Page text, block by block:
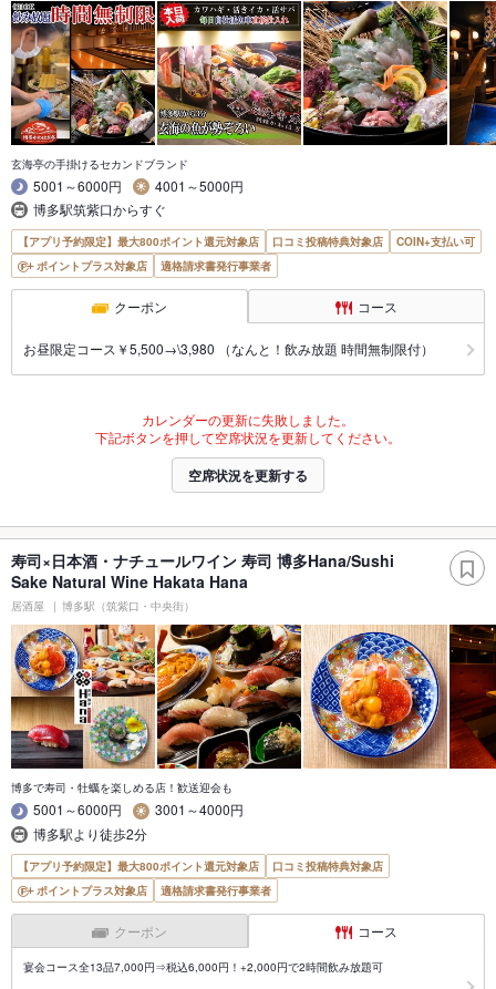
玄海亭の手掛けるセカンドブランド
5001～6000円
4001～5000円
博多駅筑紫口からすぐ
【アプリ予約限定】最大800ポイント還元対象店 口コミ投稿特典対象店
COIN+支払い可
ポイントプラス対象店
適格請求書発行事業者
クーポン コース
お昼限定コース￥5,500→\3,980 （なんと！飲み放題 時間無制限付）
カレンダーの更新に失敗しました。
下記ボタンを押して空席状況を更新してください。
空席状況を更新する
寿司×日本酒・ナチュールワイン 寿司 博多Hana/Sushi
Sake Natural Wine Hakata Hana
居酒屋 博多駅（筑紫口・中央街）
博多で寿司・牡蠣を楽しめる店！歓送迎会も
5001～6000円
3001～4000円
博多駅より徒歩2分
【アプリ予約限定】最大800ポイント還元対象店
口コミ投稿特典対象店
ポイントプラス対象店
適格請求書発行事業者
クーポン コース
宴会コース全13品7,000円⇒税込6,000円！+2,000円で2時間飲み放題可